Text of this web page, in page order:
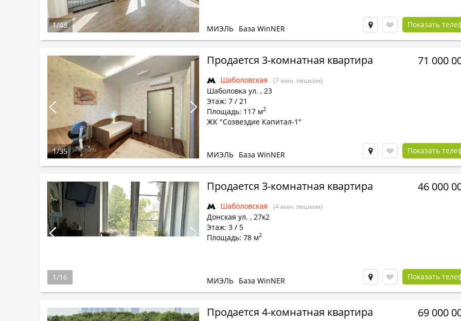
МИЭЛЬ База WinNER Показать
1/48
Продается 3-комнатная квартира
Шаболовская (7 мин. пешком)
Шаболовка ул. , 23
Этаж: 7 / 21
Площадь: 117 м2
ЖК "Созвездие Капитал-1"
71 000
МИЭЛЬ База WinNER Показать
1/35
Продается 3-комнатная квартира
Шаболовская (4 мин. пешком)
Донская ул. , 27к2
Этаж: 3 / 5
Площадь: 78 м2
46 000
МИЭЛЬ База WinNER Показать
1/16
Продается 4-комнатная квартира 69 000